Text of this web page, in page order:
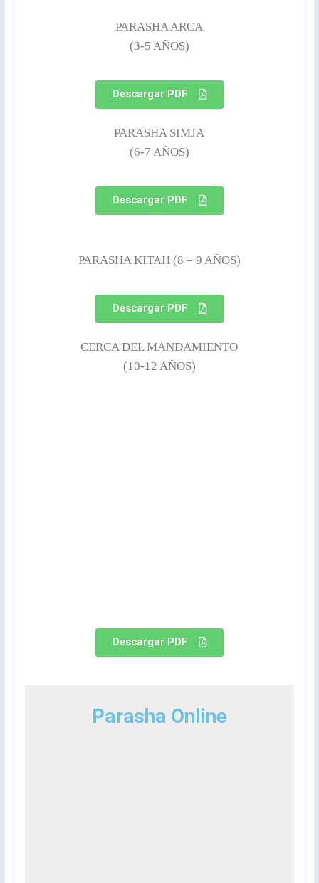
PARASHA ARCA
(3-5 AÑOS)
Descargar PDF
PARASHA SIMJA
(6-7 AÑOS)
Descargar PDF
PARASHA KITAH (8 – 9 AÑOS)
Descargar PDF
CERCA DEL MANDAMIENTO
(10-12 AÑOS)
Descargar PDF
Parasha Online